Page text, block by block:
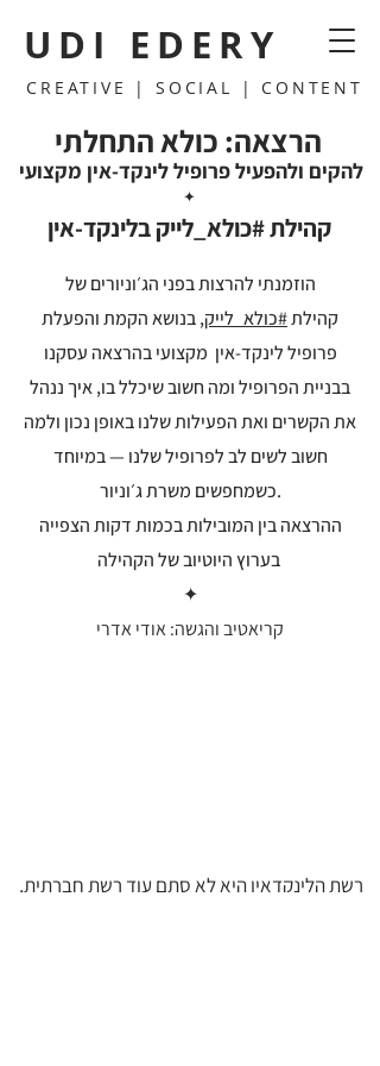
UDI EDERY
CREATIVE | SOCIAL | CONTENT
הוזמנתי להרצות בפני הג׳וניורים של
קהילת#כולא_לייק, בנושא הקמת והפעלת
פרופיל לינקד-אין מקצועי בהרצאה עסקנו
בבניית הפרופיל ומה חשוב שיכלל בו, איך ננהל
את הקשרים ואת הפעילות שלנו באופן נכון ולמה
חשוב לשים לב לפרופיל שלנו — במיוחד
כשמחפשים משרת ג׳וניור.
ההרצאה בין המובילות בכמות דקות הצפייה
בערוץ היוטיוב של הקהילה
✦
קריאטיב והגשה: אודי אדרי
להקים ולהפעיל פרופיל לינקד-אין מקצועי
קהילת #כולא_לייק בלינקד-אין
✦
רשת הלינקדאין היא לא סתם עוד רשת חברתית,